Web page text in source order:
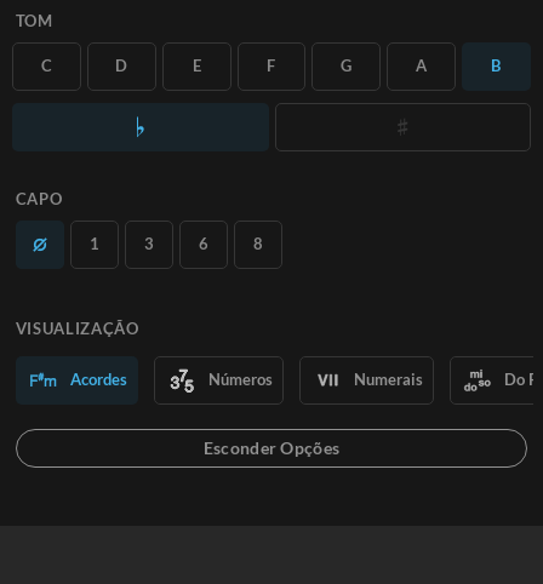
TOM
C D E F G A B
CAPO
1 3 6 8
VISUALIZAÇÃO
Acordes Números Numerais Do